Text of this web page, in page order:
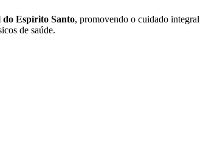
do Espírito Santo, promovendo o cuidado integral
de saúde.